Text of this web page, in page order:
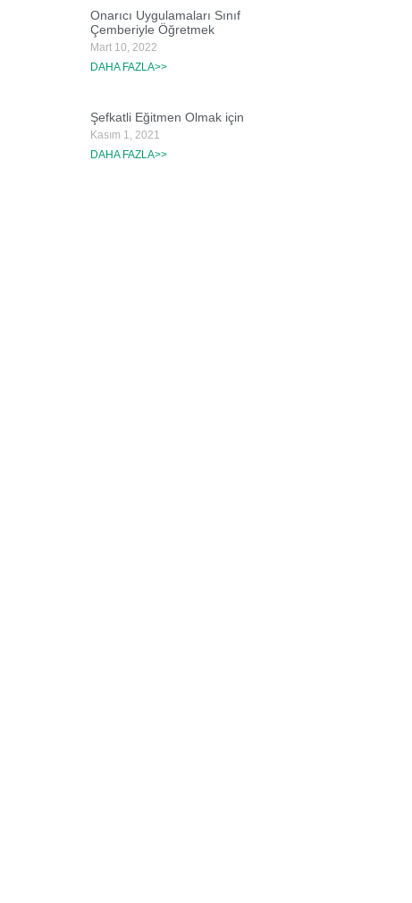
Onarıcı Uygulamaları Sınıf
Çemberiyle Öğretmek
Mart 10, 2022
DAHA FAZLA>>
Şefkatli Eğitmen Olmak için
Kasım 1, 2021
DAHA FAZLA>>